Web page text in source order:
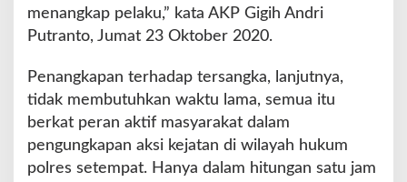
menangkap pelaku,” kata AKP Gigih Andri
Putranto, Jumat 23 Oktober 2020.
Penangkapan terhadap tersangka, lanjutnya,
tidak membutuhkan waktu lama, semua itu
berkat peran aktif masyarakat dalam
pengungkapan aksi kejatan di wilayah hukum
polres setempat. Hanya dalam hitungan satu jam